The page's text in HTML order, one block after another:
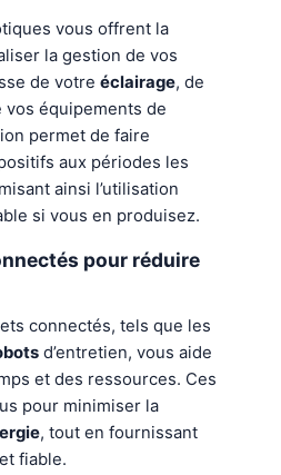
vous offrent la
la gestion de vos
de votre éclairage, de
vos équipements de
permet de faire
aux périodes les
ainsi l’utilisation
si vous en produisez.
pour réduire
connectés, tels que les
d’entretien, vous aide
et des ressources. Ces
pour minimiser la
, tout en fournissant
fiable.